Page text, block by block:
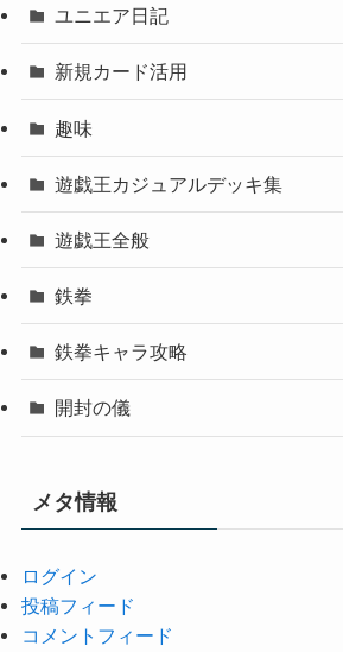
ユニエア日記
新規カード活用
趣味
遊戯王カジュアルデッキ集
遊戯王全般
鉄拳
鉄拳キャラ攻略
開封の儀
メタ情報
ログイン
投稿フィード
コメントフィード